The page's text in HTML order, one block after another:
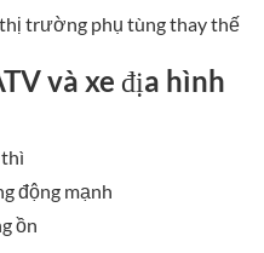
trường phụ tùng thay thế
và xe địa hình
động mạnh
ồn